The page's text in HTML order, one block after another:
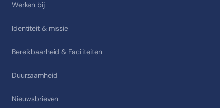
Werken bij
Identiteit & missie
Bereikbaarheid & Faciliteiten
Duurzaamheid
Nieuwsbrieven